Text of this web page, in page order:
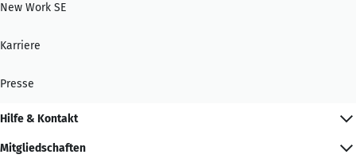
New Work SE
Karriere
Presse
Hilfe & Kontakt
Mitgliedschaften